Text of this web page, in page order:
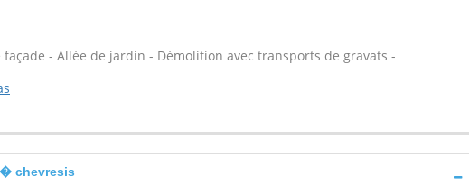
- Allée de jardin - Démolition avec transports de gravats -
chevresis